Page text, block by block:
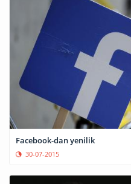
Facebook-dan yenilik
30-07-2015